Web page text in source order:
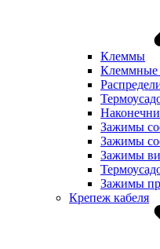
Клеммы
Клеммные
Зажимы
Зажимы
Зажимы
Зажимы
Крепеж кабеля